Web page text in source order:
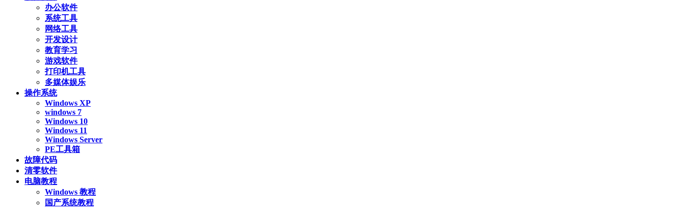
办公软件
系统工具
网络工具
开发设计
教育学习
游戏软件
打印机工具
多媒体娱乐
操作系统
Windows XP
windows 7
Windows 10
Windows 11
Windows Server
PE工具箱
故障代码
清零软件
电脑教程
Windows 教程
国产系统教程